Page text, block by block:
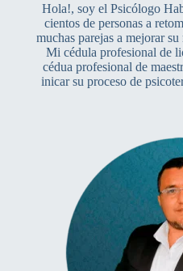
Hola!, soy el Psicólogo
cientos de personas a
muchas parejas a mejorar
Mi cédula profesional de
cédua profesional de
inicar su proceso de